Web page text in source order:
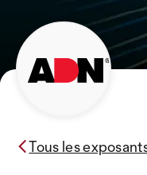
Tous les